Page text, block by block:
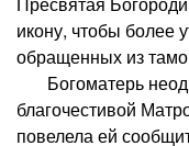
икону, чтобы более
обращенных из
Богоматерь
благочестивой
повелела ей